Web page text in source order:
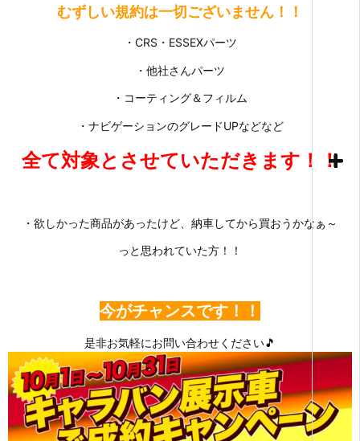
むずしい規約は一切ございません！！
・CRS・ESSEXパーツ
・他社さんパーツ
・コーティング＆フィルム
・ナビゲーションのグレードUPなどなど
全て対象とさせていただきます！！
・欲しかった商品があったけど、納車してから買おうかなぁ～
っと思われていた方！！
今がチャンスです！！
是非お気軽にお問い合わせください🎵